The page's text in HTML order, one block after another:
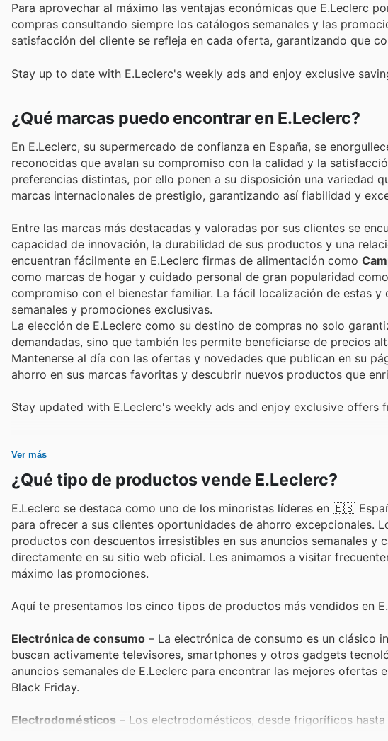
Para aprovechar al máximo las ventajas económicas que E.Leclerc
compras consultando siempre los catálogos semanales y las
satisfacción del cliente se refleja en cada oferta, garantizando que
Stay up to date with E.Leclerc's weekly ads and enjoy exclusive
¿Qué marcas puedo encontrar en E.Leclerc?
En E.Leclerc, su supermercado de confianza en España, se
reconocidas que avalan su compromiso con la calidad y la
preferencias distintas, por ello ponen a su disposición una variedad
marcas internacionales de prestigio, garantizando así fiabilidad y
Entre las marcas más destacadas y valoradas por sus clientes se
capacidad de innovación, la durabilidad de sus productos y una
encuentran fácilmente en E.Leclerc firmas de alimentación como
como marcas de hogar y cuidado personal de gran popularidad como
compromiso con el bienestar familiar. La fácil localización de estas
semanales y promociones exclusivas.
La elección de E.Leclerc como su destino de compras no solo
demandadas, sino que también les permite beneficiarse de precios
Mantenerse al día con las ofertas y novedades que publican en su
ahorro en sus marcas favoritas y descubrir nuevos productos que
Stay updated with E.Leclerc's weekly ads and enjoy exclusive offers
Ver más
¿Qué tipo de productos vende E.Leclerc?
E.Leclerc se destaca como uno de los minoristas líderes en 🇪🇸
para ofrecer a sus clientes oportunidades de ahorro excepcionales.
productos con descuentos irresistibles en sus anuncios semanales
directamente en su sitio web oficial. Les animamos a visitar
máximo las promociones.
Aquí te presentamos los cinco tipos de productos más vendidos en
Electrónica de consumo – La electrónica de consumo es un clásico
buscan activamente televisores, smartphones y otros gadgets
anuncios semanales de E.Leclerc para encontrar las mejores
Black Friday.
Electrodomésticos – Los electrodomésticos, desde frigoríficos